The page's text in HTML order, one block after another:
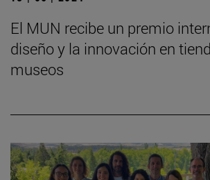
El MUN recibe un premio
diseño y la innovación en
museos